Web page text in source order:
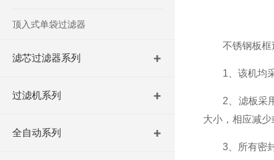
顶入式单袋过滤器
滤芯过滤器系列
过滤机系列
全自动系列
不锈钢板框
1、该机均采
2、滤板采用
大小，相应减
3、所有密封